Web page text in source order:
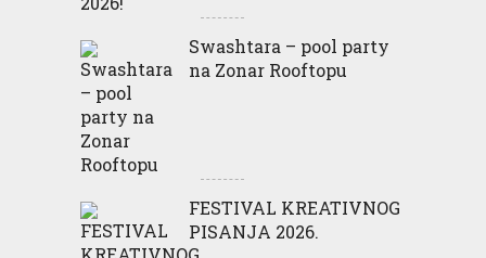
Swashtara – pool party
na Zonar Rooftopu
FESTIVAL KREATIVNOG
PISANJA 2026.